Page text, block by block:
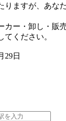
りますが、あな
カー・卸し・販
てください。
29日